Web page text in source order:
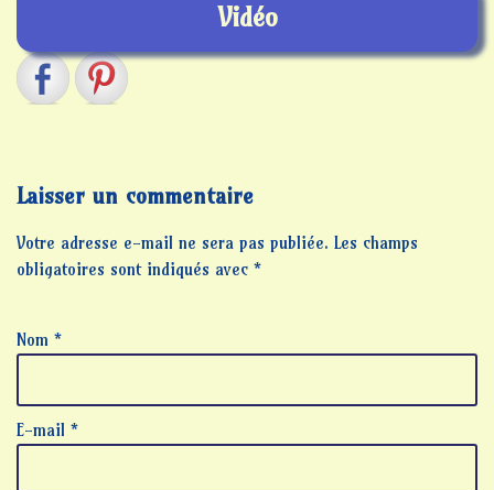
Vidéo
Laisser un commentaire
Votre adresse e-mail ne sera pas publiée. Les champs
obligatoires sont indiqués avec *
Nom *
E-mail *